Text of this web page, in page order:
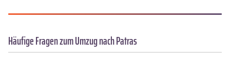
Häufige Fragen zum Umzug nach Patras